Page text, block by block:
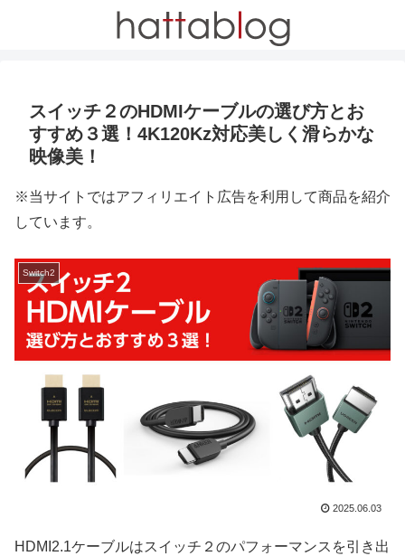
スイッチ２のHDMIケーブルの選び方とお
すすめ３選！4K120Kz対応美しく滑らかな
映像美！
※当サイトではアフィリエイト広告を利用して商品を紹介
しています。
Switch2
2025.06.03
HDMI2.1ケーブルはスイッチ２のパフォーマンスを引き出